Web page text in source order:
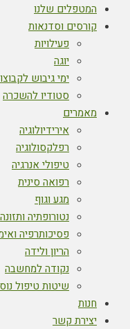
המטפלים שלנו
קורסים וסדנאות
פעילויות
יוגה
ימי גיבוש
סטודיו להשכרה
מאמרים
אירידיולוגיה
רפלקסולוגיה
טיפולי אנרגיה
רפואה סינית
מגע וגוף
נטורופתיה ותזונה
פסיכותרפיה
הריון ולידה
נקודה למחשבה
שיטות טיפול
חנות
יצירת קשר